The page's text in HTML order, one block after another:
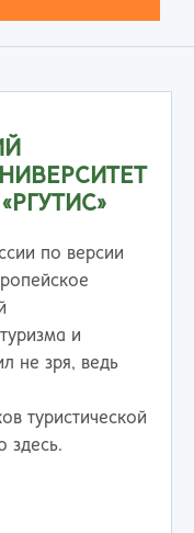
по версии
и
не зря, ведь
туристической
здесь.